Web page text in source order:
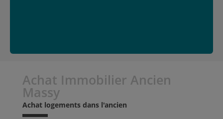
Achat Immobilier Ancien
Massy
Achat logements dans l'ancien